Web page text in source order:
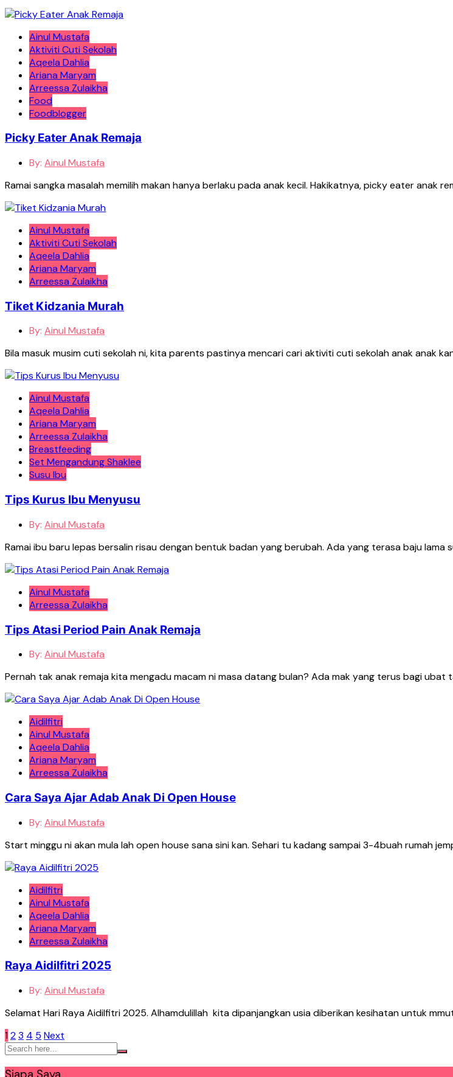
Ainul Mustafa
Aktiviti Cuti Sekolah
Aqeela Dahlia
Ariana Maryam
Arreessa Zulaikha
Food
Foodblogger
Picky Eater Anak Remaja
By: Ainul Mustafa
Ramai sangka masalah memilih makan hanya berlaku pada anak kecil. Hakikatnya, picky eater anak
Ainul Mustafa
Aktiviti Cuti Sekolah
Aqeela Dahlia
Ariana Maryam
Arreessa Zulaikha
Tiket Kidzania Murah
By: Ainul Mustafa
Bila masuk musim cuti sekolah ni, kita parents pastinya mencari cari aktiviti cuti sekolah anak anak
Ainul Mustafa
Aqeela Dahlia
Ariana Maryam
Arreessa Zulaikha
Breastfeeding
Set Mengandung Shaklee
Susu Ibu
Tips Kurus Ibu Menyusu
By: Ainul Mustafa
Ramai ibu baru lepas bersalin risau dengan bentuk badan yang berubah. Ada yang terasa baju
Ainul Mustafa
Arreessa Zulaikha
Tips Atasi Period Pain Anak Remaja
By: Ainul Mustafa
Pernah tak anak remaja kita mengadu macam ni masa datang bulan? Ada mak yang terus bagi ubat
Aidilfitri
Ainul Mustafa
Aqeela Dahlia
Ariana Maryam
Arreessa Zulaikha
Cara Saya Ajar Adab Anak Di Open House
By: Ainul Mustafa
Start minggu ni akan mula lah open house sana sini kan. Sehari tu kadang sampai 3-4buah rumah
Aidilfitri
Ainul Mustafa
Aqeela Dahlia
Ariana Maryam
Arreessa Zulaikha
Raya Aidilfitri 2025
By: Ainul Mustafa
Selamat Hari Raya Aidilfitri 2025. Alhamdulillah kita dipanjangkan usia diberikan kesihatan untuk
Posts
pagination
123 4 5 Next